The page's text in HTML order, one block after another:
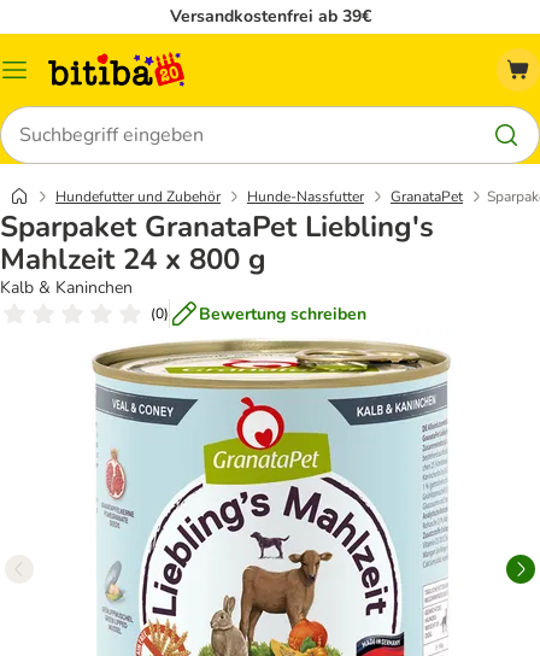
Versandkostenfrei ab 39€
Menü
Suchen
Hundefutter und Zubehör Hunde-Nassfutter GranataPet
Sparpaket GranataPet Liebling's
Mahlzeit 24 x 800 g
Kalb & Kaninchen
(0) Bewertung schreiben